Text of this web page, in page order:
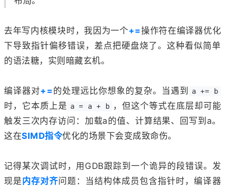
去年写内核模块时，我因为一个+=操作符在编译器优化
下导致指针偏移错误，差点把硬盘烧了。这种看似简单
的语法糖，实则暗藏玄机。
编译器对+= 的处理远比你想象的复杂。当遇到 a += b
时，它本质上是 a = a + b
，但这个等式在底层却可能
触发三次内存访问：加载a的值、计算结果、回写到a。
这在SIMD指令优化的场景下会变成致命伤。
记得某次调试时，用GDB跟踪到一个诡异的段错误。发
现是内存对齐问题：当结构体成员包含指针时，编译器